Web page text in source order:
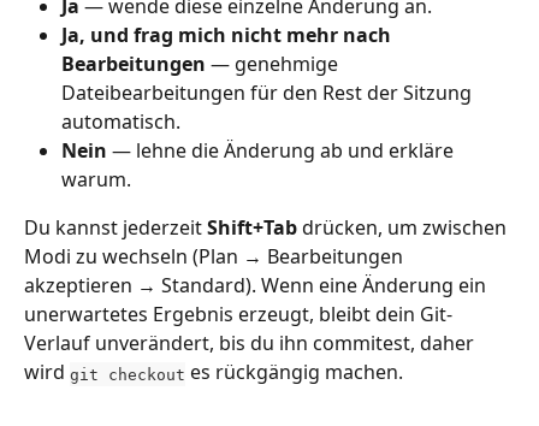
Ja — wende diese einzelne Änderung an.
Ja, und frag mich nicht mehr nach
Bearbeitungen — genehmige
Dateibearbeitungen für den Rest der Sitzung
automatisch.
Nein — lehne die Änderung ab und erkläre
warum.
Du kannst jederzeit Shift+Tab drücken, um zwischen
Modi zu wechseln (Plan → Bearbeitungen
akzeptieren → Standard). Wenn eine Änderung ein
unerwartetes Ergebnis erzeugt, bleibt dein Git-
Verlauf unverändert, bis du ihn commitest, daher
wird git checkout es rückgängig machen.